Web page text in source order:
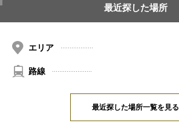
最近探した場所
エリア
路線
最近探した場所一覧を見る